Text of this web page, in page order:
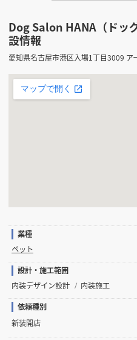
Dog Salon HANA（ドッ
設情報
愛知県名古屋市港区入場1丁目3009
業種
ペット
設計・施工範囲
内装デザイン設計
内装施工
依頼種別
新装開店